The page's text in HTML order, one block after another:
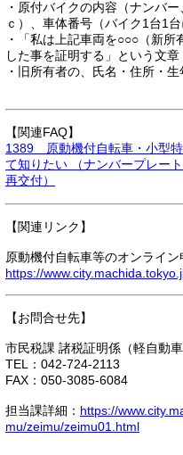
・原付バイクの内容（ナンバ
ｃ）、車体番号（バイク1台1
・「私は上記車両を○○○（新
した事を証明する」という文章
・旧所有者の、氏名・住所・生
【関連FAQ】
1389 原動機付自転車・小型
て知りたい （ナンバープレー
再交付）
【関連リンク】
原動機付自転車等のオンライン
https://
【お問合せ先】
市民税課 諸税証明係（軽自動車
TEL：042-724-2113
FAX：050-3085-6084
担当課詳細： https://
mu/zeimu/zeimu01.html